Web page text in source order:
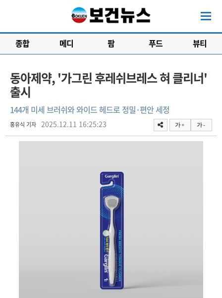
종합 메디 팜 푸드 뷰티
동아제약, '가그린 후레쉬브레스 혀 클리너'
출시
144개 미세 브러쉬와 와이드 헤드로 정밀·편안 세정
홍유식 기자 2025.12.11 16:25:23 가 + 가 -